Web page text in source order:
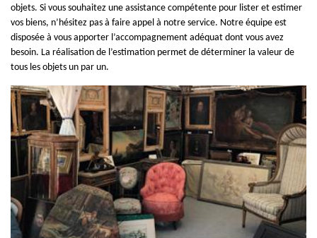
objets. Si vous souhaitez une assistance compétente pour lister et estimer
vos biens, n’hésitez pas à faire appel à notre service. Notre équipe est
disposée à vous apporter l’accompagnement adéquat dont vous avez
besoin. La réalisation de l’estimation permet de déterminer la valeur de
tous les objets un par un.